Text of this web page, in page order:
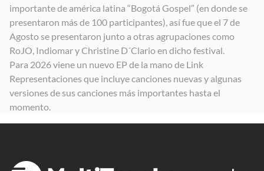
importante de américa latina “Bogotá Gospel” (en donde se
presentaron más de 100 participantes), así fue que el 7 de
Agosto se presentaron junto a otras agrupaciones como
RoJO, Indiomar y Christine D´Clario en dicho festival.
Para 2026 viene un nuevo EP de la mano de Link
Representaciones que incluye canciones nuevas y algunas
versiones de sus canciones más importantes hasta el
momento.